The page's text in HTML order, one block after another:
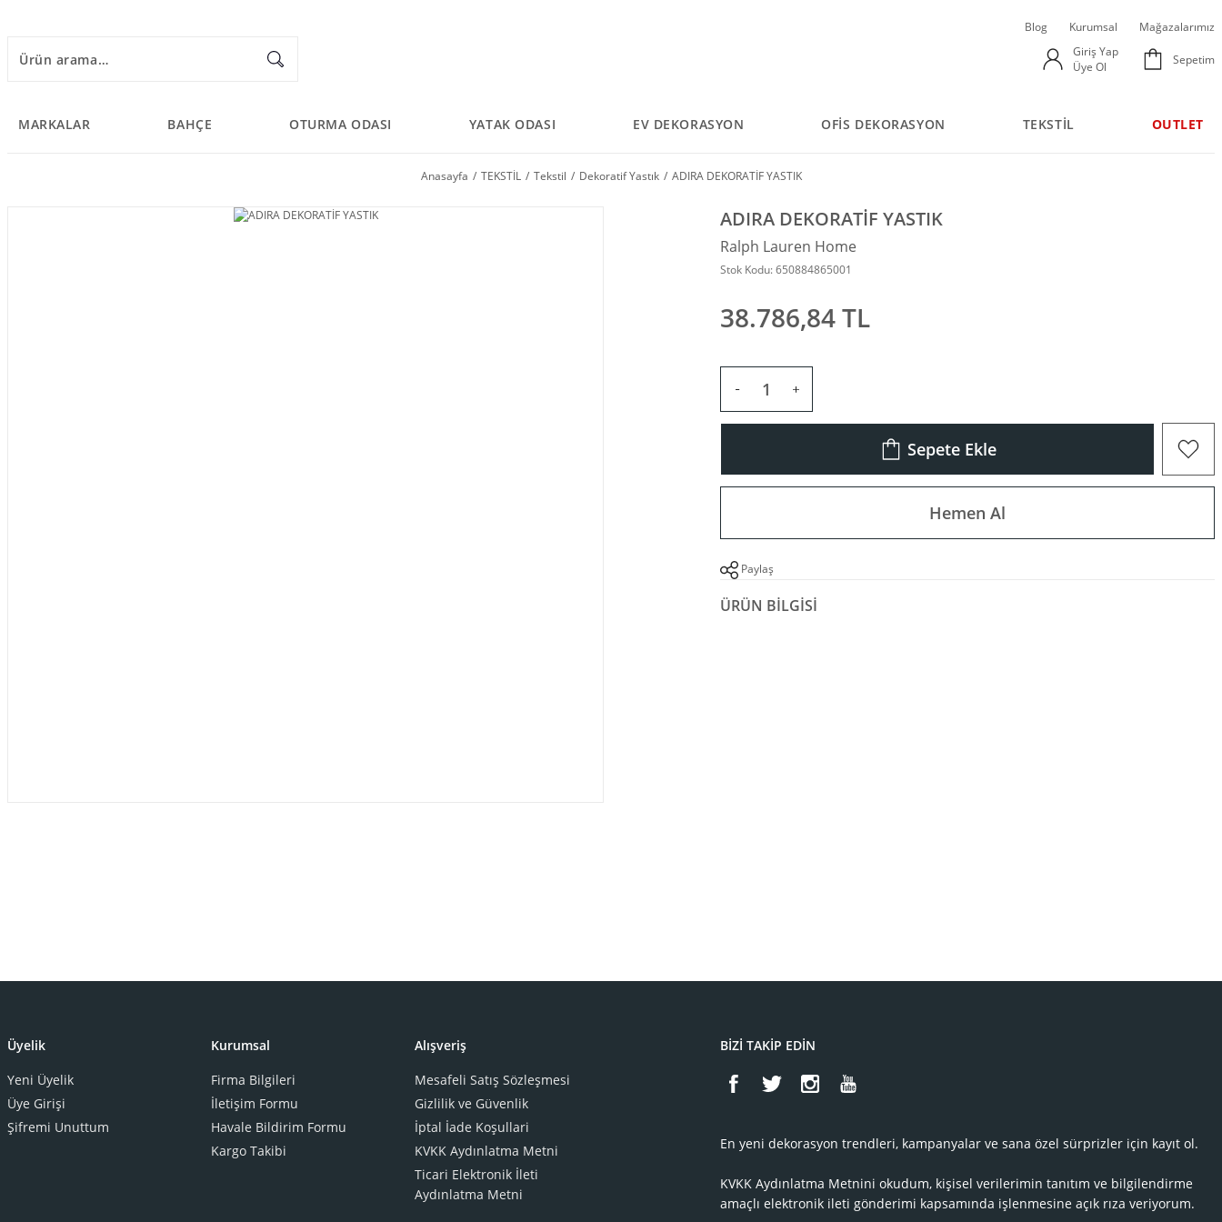
Blog Kurumsal
Mağazalarımız
Giriş Yap
Üye Ol
Sepetim
MARKALAR BAHÇE OTURMA ODASI YATAK ODASI EV DEKORASYON OFİS DEKORASYON TEKSTİL OUTLET
Anasayfa TEKSTİL Tekstil Dekoratif Yastık ADIRA DEKORATİF YASTIK
ADIRA DEKORATİF YASTIK
Ralph Lauren Home
Stok Kodu: 650884865001
38.786,84 TL
Sepete Ekle
Hemen Al
Paylaş
ÜRÜN BILGISI
Üyelik
Yeni Üyelik
Üye Girişi
Şifremi Unuttum
Kurumsal
Firma Bilgileri
İletişim Formu
Havale Bildirim Formu
Kargo Takibi
Alışveriş
Mesafeli Satış Sözleşmesi
Gizlilik ve Güvenlik
İptal İade Koşullari
KVKK Aydınlatma Metni
Ticari Elektronik İleti
Aydınlatma Metni
BİZİ TAKİP EDİN
En yeni dekorasyon trendleri, kampanyalar ve sana özel sürprizler için kayıt ol.
KVKK Aydınlatma Metnini okudum, kişisel verilerimin tanıtım ve bilgilendirme
amaçlı elektronik ileti gönderimi kapsamında işlenmesine açık rıza veriyorum.